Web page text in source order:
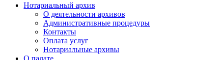
Нотариальный архив
О деятельности архивов
Административные процедуры
Контакты
Оплата услуг
Нотариальные архивы
О палате